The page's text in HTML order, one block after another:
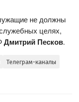
не должны
целях,
Дмитрий Песков.
Телеграм-каналы